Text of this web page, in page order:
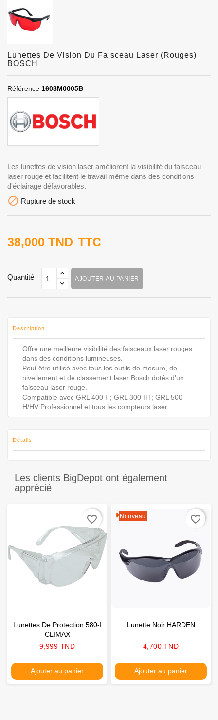
Lunettes De Vision Du Faisceau Laser (rouges)
BOSCH
Référence 1608M0005B
Les lunettes de vision laser améliorent la visibilité du faisceau
laser rouge et facilitent le travail même dans des conditions
d'éclairage défavorables.
 Rupture de stock
38,000 TND TTC
Quantité AJOUTER AU PANIER
Description
Offre une meilleure visibilité des faisceaux laser rouges
dans des conditions lumineuses.
Peut être utilisé avec tous les outils de mesure, de
nivellement et de classement laser Bosch dotés d'un
faisceau laser rouge.
Compatible avec GRL 400 H; GRL 300 HT; GRL 500
H/HV Professionnel et tous les compteurs laser.
Détails
Les clients BigDepot ont également
apprécié
Lunettes De Protection 580-I
CLIMAX
Prix
9,999 TND
Ajouter au panier
favorite_border Nouveau
Lunette Noir HARDEN
Prix
4,700 TND
Ajouter au panier
favorite_border